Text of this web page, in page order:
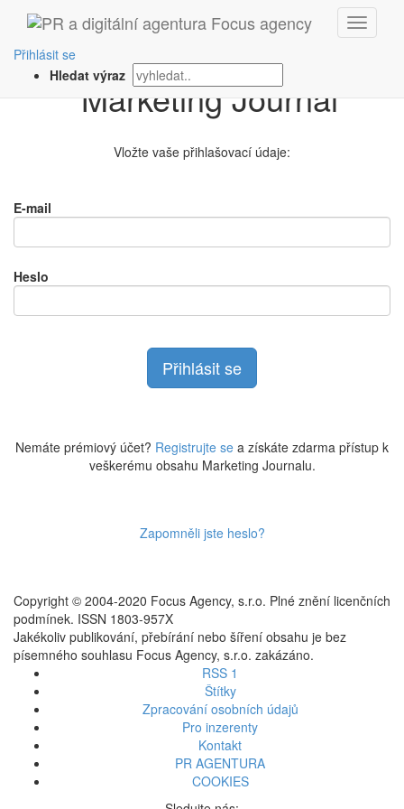
Přihlásit se
Hledat výrazPřihlášení na
Vložte vaše přihlašovací údaje:
E-mail
Heslo
Nemáte prémiový účet? Registrujte se a získáte zdarma přístup k
veškerému obsahu Marketing Journalu.
Zapomněli jste heslo?
Copyright © 2004-2020 Focus Agency, s.r.o. Plné znění licenčních
podmínek. ISSN 1803-957X
Jakékoliv publikování, přebírání nebo šíření obsahu je bez
písemného souhlasu Focus Agency, s.r.o. zakázáno.
RSS 1
Štítky
Zpracování osobních údajů
Pro inzerenty
Kontakt
PR AGENTURA
COOKIES